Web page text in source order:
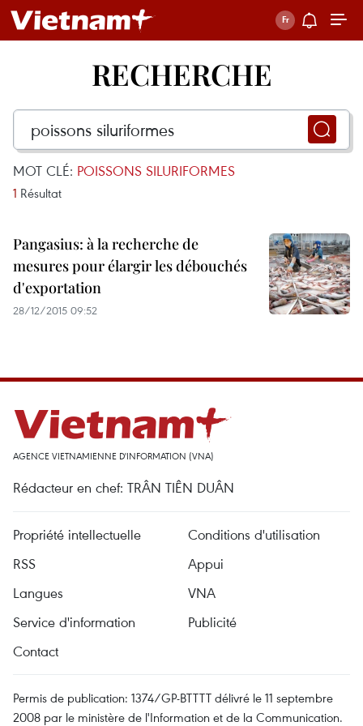
RECHERCHE
MOT CLÉ: POISSONS SILURIFORMES
1 Résultat
Pangasius: à la recherche de
mesures pour élargir les débouchés
d'exportation
28/12/2015 09:52
AGENCE VIETNAMIENNE D'INFORMATION (VNA)
Rédacteur en chef: TRÂN TIÊN DUÂN
Propriété intellectuelle
Conditions d'utilisation
RSS
Appui
Langues
VNA
Service d'information
Publicité
Contact
Permis de publication: 1374/GP-BTTTT délivré le 11 septembre
2008 par le ministère de l'Information et de la Communication.